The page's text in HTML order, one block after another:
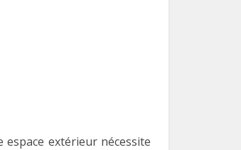
espace extérieur nécessite